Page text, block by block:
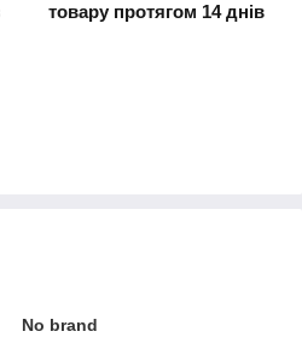
товару протягом 14 днів
No brand